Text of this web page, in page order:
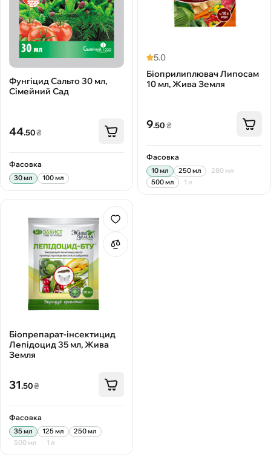
Фунгіцид Сальто 30 мл,
Сімейний Сад
44.50₴
Фасовка
30 мл 100 мл
5.0
Біоприлиплювач Липосам
10 мл, Жива Земля
9.50₴
Фасовка
10 мл 250 мл
280 мл
500 мл
1 л
Біопрепарат-інсектицид
Лепідоцид 35 мл, Жива
Земля
31.50₴
Фасовка
35 мл 125 мл
250 мл
500 мл
1 л